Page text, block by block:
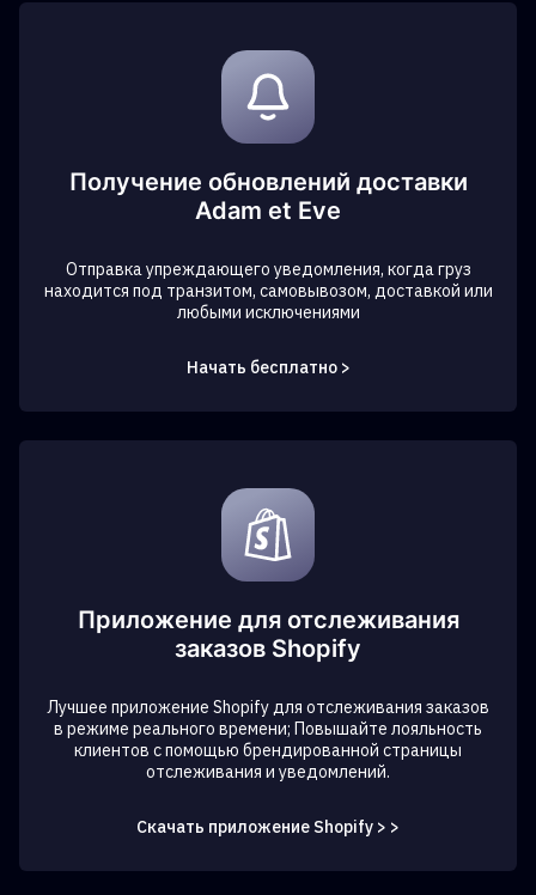
Получение обновлений доставки
Adam et Eve
Отправка упреждающего уведомления, когда груз
находится под транзитом, самовывозом, доставкой или
любыми исключениями
Начать бесплатно >
Приложение для отслеживания
заказов Shopify
Лучшее приложение Shopify для отслеживания заказов
в режиме реального времени; Повышайте лояльность
клиентов с помощью брендированной страницы
отслеживания и уведомлений.
Скачать приложение Shopify > >